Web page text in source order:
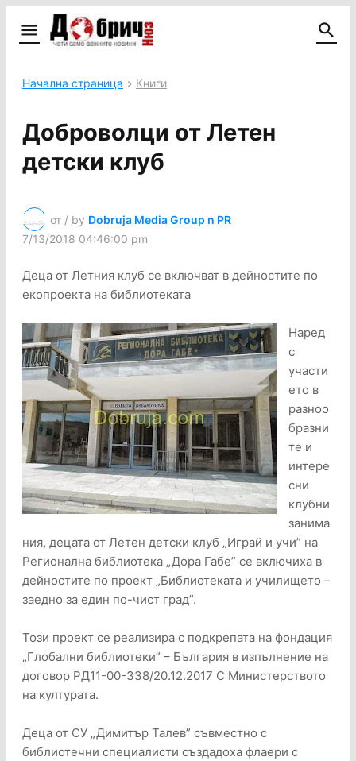
Начална страница Книги
Доброволци от Летен
детски клуб
от / by Dobruja Media Group n PR
7/13/2018 04:46:00 pm
Деца от Летния клуб се включват в дейностите по
екопроекта на библиотеката
Наред
с
участи
ето в
разноо
бразни
те и
интере
сни
клубни
занима
ния, децата от Летен детски клуб „Играй и учи” на
Регионална библиотека „Дора Габе” се включиха в
дейностите по проект „Библиотеката и училището –
заедно за един по-чист град”.
Този проект се реализира с подкрепата на фондация
„Глобални библиотеки” – България в изпълнение на
договор РД11-00-338/20.12.2017 С Министерството
на културата.
Деца от СУ „Димитър Талев” съвместно с
библиотечни специалисти създадоха флаери с